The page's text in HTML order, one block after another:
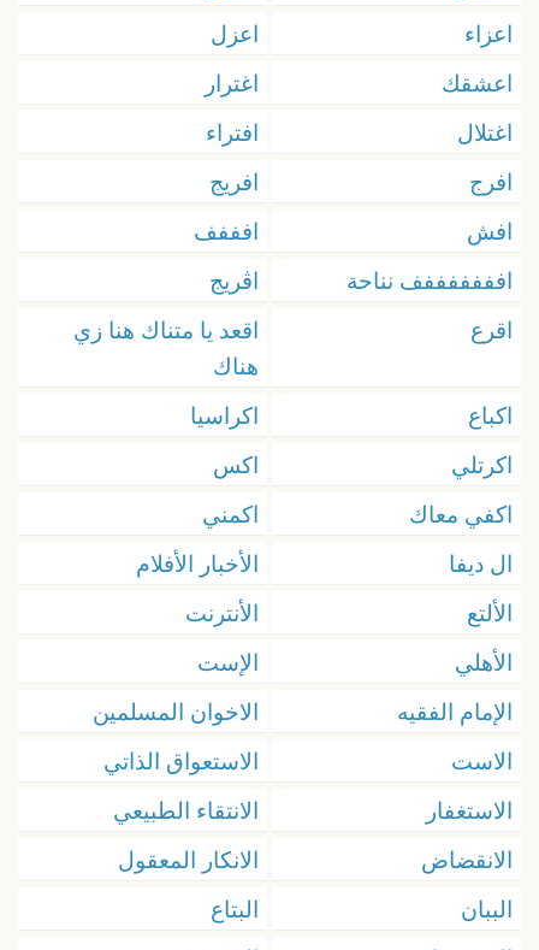
اعزاء
اعزل
اعشقك
اغترار
اغتلال
افتراء
افرج
افريج
افش
افففف
افففففففف نناحة
اڤريج
اقرع
اقعد يا متناك هنا زي
هناك
اكباع
اكراسيا
اكرتلي
اكس
اكفي معاك
اكمني
ال ديفا
الأخبار الأفلام
الألتع
الأنترنت
الأهلي
الإست
الإمام الفقيه
الاخوان المسلمين
الاست
الاستعواق الذاتي
الاستغفار
الانتقاء الطبيعي
الانقضاض
الانكار المعقول
الببان
البتاع